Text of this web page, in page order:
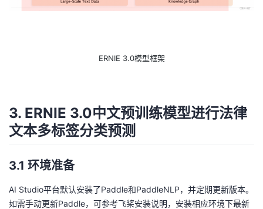
ERNIE 3.0模型框架
3. ERNIE 3.0中文预训练模型进行法律
文本多标签分类预测
3.1 环境准备
AI Studio平台默认安装了Paddle和PaddleNLP，并定期更新版本。
如需手动更新Paddle，可参考飞桨安装说明，安装相应环境下最新